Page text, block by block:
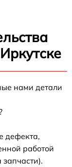
нами детали
дефекта,
работой